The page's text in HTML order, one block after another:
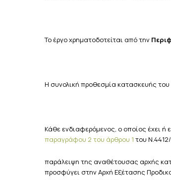
Το έργο χρηματοδοτείται από την
Η συνολική προθεσμία κατασκευής του
Κάθε ενδιαφερόμενος, ο οποίος έχει
παραγράφου 2 του άρθρου 1 του
παράλειψη της αναθέτουσας αρχής
προσφύγει στην Αρχή Εξέτασης